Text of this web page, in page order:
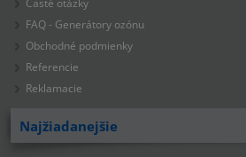
Časté otázky
FAQ - Generátory ozónu
Obchodné podmienky
Referencie
Reklamacie
Najžiadanejšie